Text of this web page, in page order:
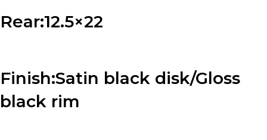
Rear:12.5×22
Finish:Satin black disk/Gloss
black rim